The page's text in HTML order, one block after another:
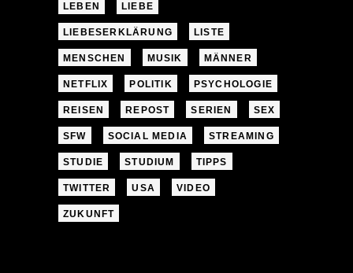
LEBEN LIEBE
LIEBESERKLÄRUNG LISTE
MENSCHEN MUSIK MÄNNER
NETFLIX POLITIK PSYCHOLOGIE
REISEN REPOST SERIEN SEX
SFW SOCIAL MEDIA STREAMING
STUDIE STUDIUM TIPPS
TWITTER USA VIDEO
ZUKUNFT